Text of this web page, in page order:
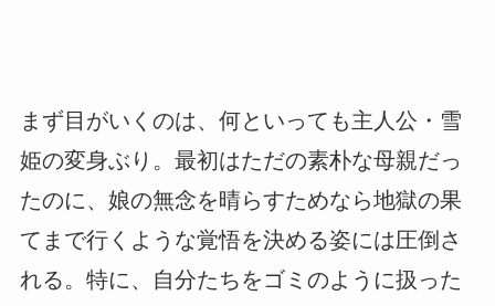
まず目がいくのは、何といっても主人公・雪
姫の変身ぶり。最初はただの素朴な母親だっ
たのに、娘の無念を晴らすためなら地獄の果
てまで行くような覚悟を決める姿には圧倒さ
れる。特に、自分たちをゴミのように扱った